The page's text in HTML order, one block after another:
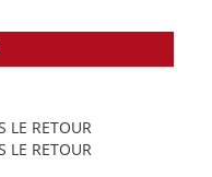
LE RETOUR
LE RETOUR